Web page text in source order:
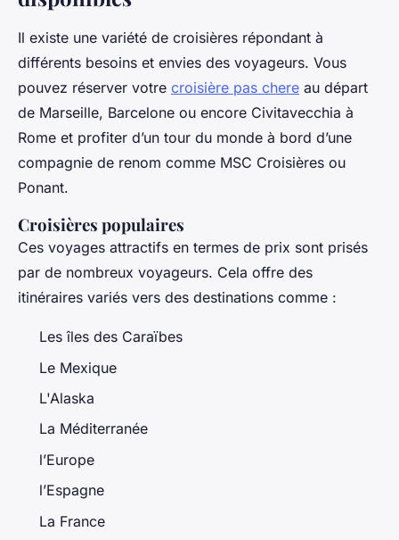
Il existe une variété de croisières répondant à
différents besoins et envies des voyageurs. Vous
pouvez réserver votre croisière pas chere au départ
de Marseille, Barcelone ou encore Civitavecchia à
Rome et profiter d’un tour du monde à bord d’une
compagnie de renom comme MSC Croisières ou
Ponant.
Croisières populaires
Ces voyages attractifs en termes de prix sont prisés
par de nombreux voyageurs. Cela offre des
itinéraires variés vers des destinations comme :
Les îles des Caraïbes
Le Mexique
L'Alaska
La Méditerranée
l’Europe
l’Espagne
La France